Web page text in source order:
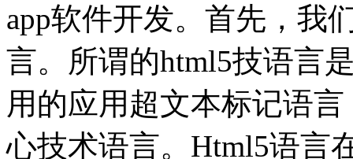
app软件开发。首先，我
言。所谓的html5技语言
用的应用超文本标记语
心技术语言。Html5语言